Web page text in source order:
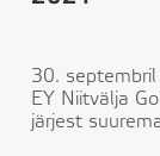
30.
EY Niitvälja
järjest